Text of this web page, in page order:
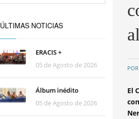
ÚLTIMAS NOTICIAS
ERACIS +
05 de Agosto de 2026
Álbum inédito
05 de Agosto de 2026
POR
El